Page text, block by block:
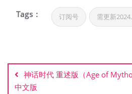
Tags : 订阅号 需更新
章
导 神话时代 重述版（Age of
中文版